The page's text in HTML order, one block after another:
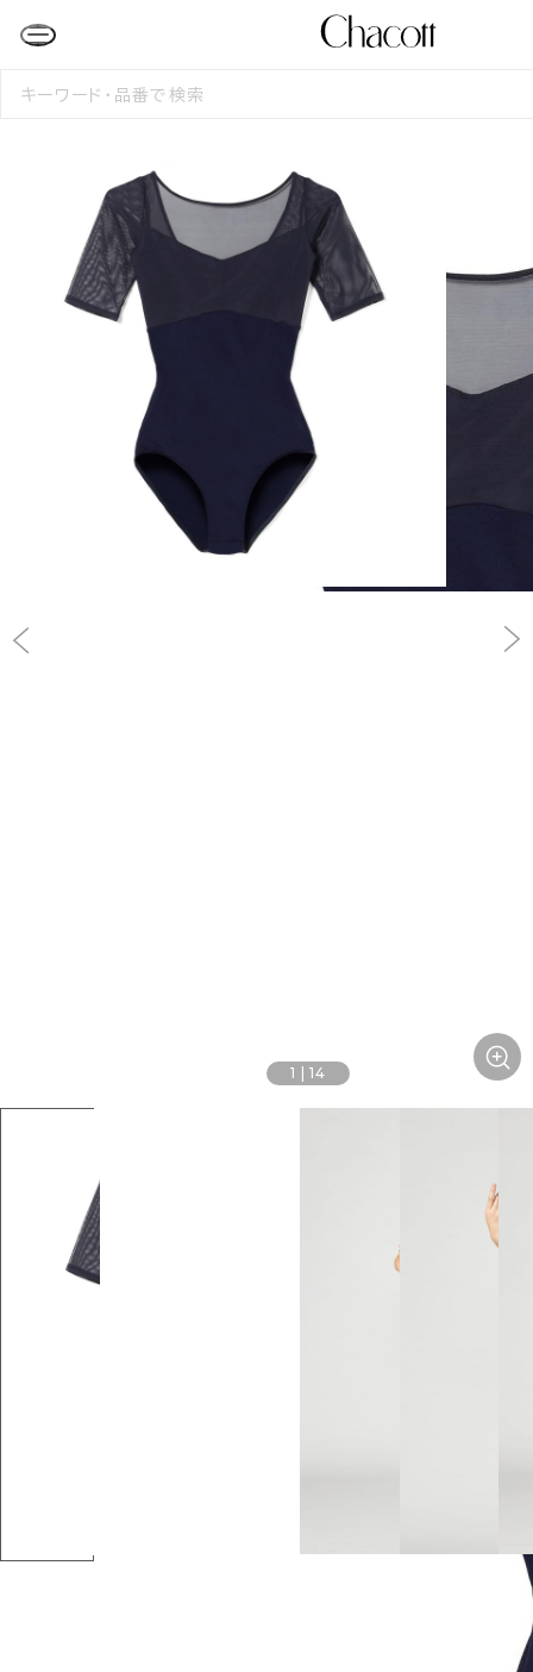
検
1 |14